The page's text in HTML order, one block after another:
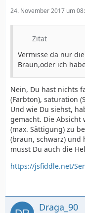
24. November 2017 um
Zitat
Vermisse da nur
Braun,oder ich
Nein, Du hast nichts
(Farbton), saturation
Und wie Du siehst,
gemacht. Die Absicht
(max. Sättigung) zu
(braun, schwarz) und
musst Du auch die
https://jsfiddle.net/
Draga_90